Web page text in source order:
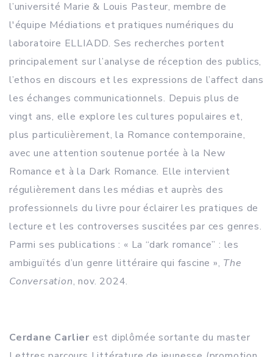
l’université Marie & Louis Pasteur, membre de
l'équipe Médiations et pratiques numériques du
laboratoire ELLIADD. Ses recherches portent
principalement sur l’analyse de réception des publics,
l’ethos en discours et les expressions de l’affect dans
les échanges communicationnels. Depuis plus de
vingt ans, elle explore les cultures populaires et,
plus particulièrement, la Romance contemporaine,
avec une attention soutenue portée à la New
Romance et à la Dark Romance. Elle intervient
régulièrement dans les médias et auprès des
professionnels du livre pour éclairer les pratiques de
lecture et les controverses suscitées par ces genres.
Parmi ses publications : « La “dark romance” : les
ambiguïtés d’un genre littéraire qui fascine », The
Conversation, nov. 2024.
Cerdane Carlier est diplômée sortante du master